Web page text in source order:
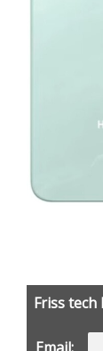
Friss